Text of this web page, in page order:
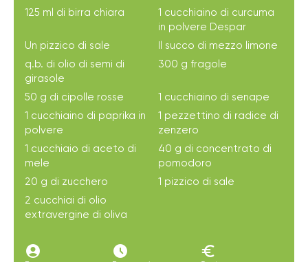
125 ml di birra chiara
1 cucchiaino di curcuma
in polvere Despar
Un pizzico di sale
Il succo di mezzo limone
q.b. di olio di semi di
girasole
300 g fragole
50 g di cipolle rosse
1 cucchiaino di senape
1 cucchiaino di paprika in
polvere
1 pezzettino di radice di
zenzero
1 cucchiaio di aceto di
mele
40 g di concentrato di
pomodoro
20 g di zucchero
1 pizzico di sale
2 cucchiai di olio
extravergine di oliva
account_circle access_time_filled euro